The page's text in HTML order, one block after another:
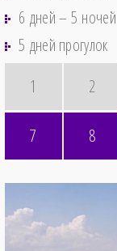
6 дней – 5 ночей
5 дней прогулок
1
2
7 8